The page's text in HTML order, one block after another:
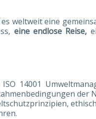
weltweit eine
eine endlose Reise,
14001
der